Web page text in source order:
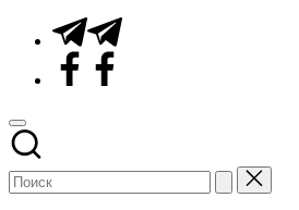
Telegram
Facebook